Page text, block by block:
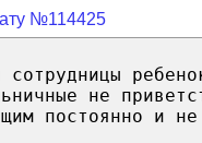
№114425
сотрудницы
не
постоянно и